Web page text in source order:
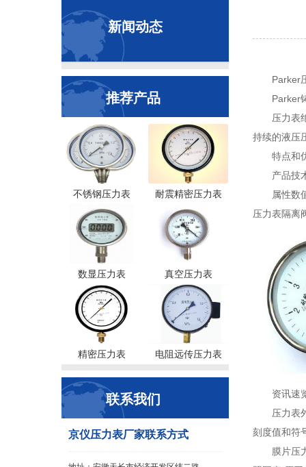
新闻动态
推荐产品
不锈钢压力表 耐震精密压力表
数显压力表 真空压力表
精密压力表 电阻远传压力表
联系我们
京仪压力表厂家联系方式
Parker
Parker
压力表
持续的液压
特点和
产品技
属性数
压力表隔离
资讯速
压力表
刻度值和符
膜片压